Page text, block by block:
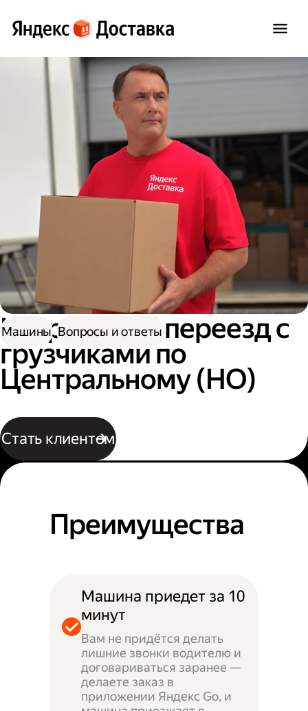
Квартирный переезд с
грузчиками по
Центральному (НО)
Стать клиентом
Машины Вопросы и ответы
Преимущества
Машина приедет за 10
минут
Вам не придётся делать
лишние звонки водителю и
договариваться заранее —
делаете заказ в
приложении Яндекс Go, и